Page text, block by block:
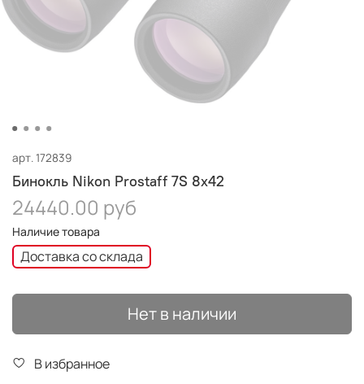
арт. 172839
Бинокль Nikon Prostaff 7S 8x42
24440.00 руб
Наличие товара
Доставка со склада
Нет в наличии
В избранное